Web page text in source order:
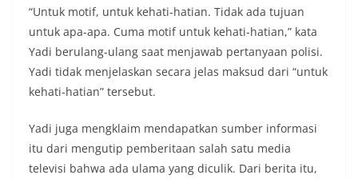
“Untuk motif, untuk kehati-hatian. Tidak ada tujuan
untuk apa-apa. Cuma motif untuk kehati-hatian,” kata
Yadi berulang-ulang saat menjawab pertanyaan polisi.
Yadi tidak menjelaskan secara jelas maksud dari “untuk
kehati-hatian” tersebut.
Yadi juga mengklaim mendapatkan sumber informasi
itu dari mengutip pemberitaan salah satu media
televisi bahwa ada ulama yang diculik. Dari berita itu,